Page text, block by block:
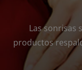
Las sonrisas
productos